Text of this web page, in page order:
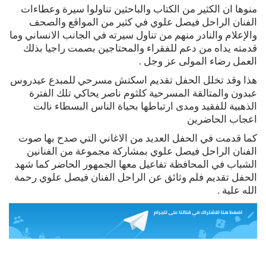
منوها ان الكثير من الكتاب والباحثين تناولوا سيرة وعطاءات
الفنان الراحل فيصل علوي في كثير من المواقع والصحف
والإعلام والنادر منهم من تناول سيرته في الجانب الانساني وما
قدمته يداه من دعم للفقراء والمحتاجين بصمت راجيا بذلك
العمل رضاء المولى عز وجل .
هذا وقد تخلل الحفل تقديم اسكتش مسرحي للمبدع عيدروس
عبدون والمتالقة المسرحية كلثوم ناصر يحاكي تلك الفترة
الذهبية للفقيد ومدى ارتباطها بحياة الناس البسطاء نالت
اعجاب الحاضرين
كما قدمت في الحفل العديد من الاغاني التي صدح بها صوت
الفنان الراحل فيصل علوي بمشاركة مجموعة من الفنانين
الشباب في المحافظة تفاعيل معها الجمهور الحاضر كما شهد
الحفل تقديم فلم وثائق عن الراحل الفنان فيصل علوي رحمة
الله علية .